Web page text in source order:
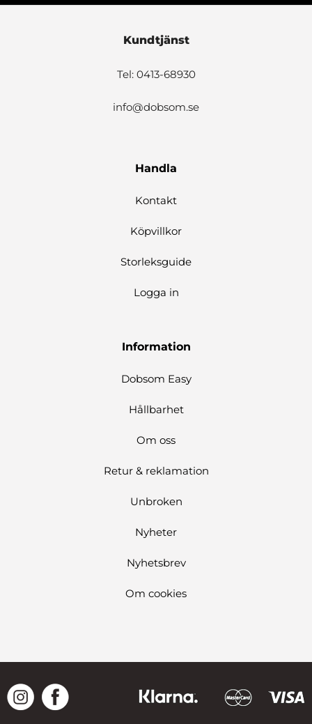
Kundtjänst
Tel: 0413-68930
info@dobsom.se
Handla
Kontakt
Köpvillkor
Storleksguide
Logga in
Information
Dobsom Easy
Hållbarhet
Om oss
Retur & reklamation
Unbroken
Nyheter
Nyhetsbrev
Om cookies